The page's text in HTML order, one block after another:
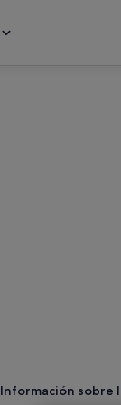
Información sobre